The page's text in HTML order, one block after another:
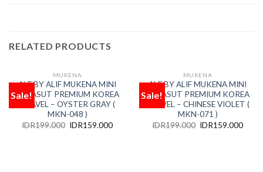
RELATED PRODUCTS
Sale!
Add
to
wishlist
OUT OF STOCK
MUKENA
ALF BY ALIF MUKENA MINI
PARASUT PREMIUM KOREA
TRAVEL – OYSTER GRAY (
MKN-048 )
IDR199.000 IDR159.000
Sale!
Add
to
wishlist
OUT OF STOCK
MUKENA
ALF BY ALIF MUKENA MINI
PARASUT PREMIUM KOREA
TRAVEL – CHINESE VIOLET (
MKN-071 )
IDR199.000 IDR159.000